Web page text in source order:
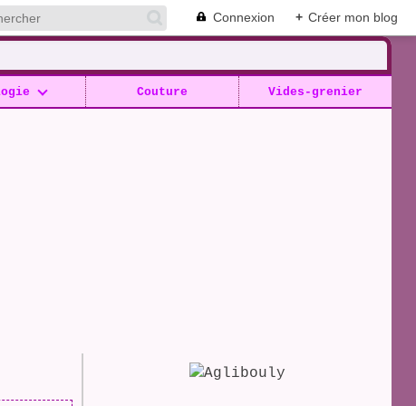
Connexion + Créer mon blog
Couture Vides-grenier